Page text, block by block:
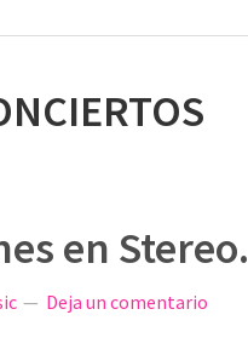
en Stereo.
Deja un comentario